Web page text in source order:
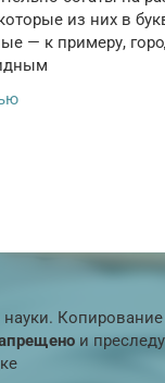
из них в
— к примеру,
и